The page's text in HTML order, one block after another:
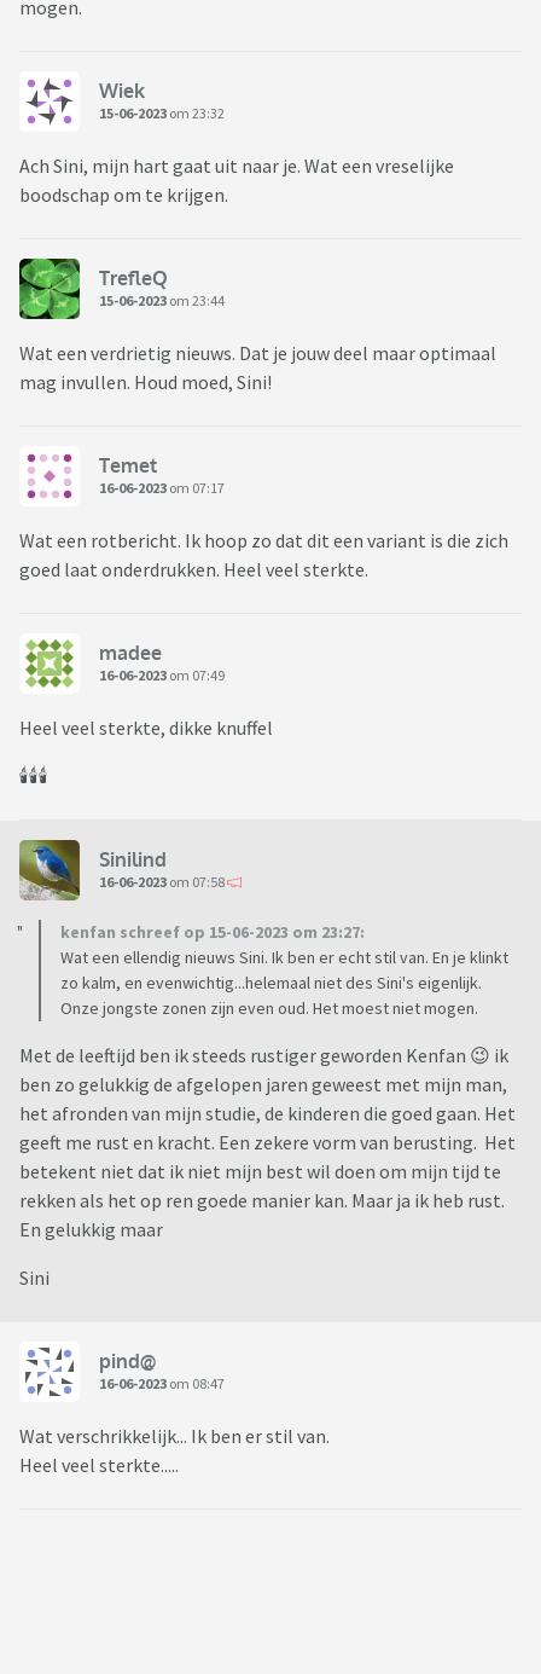
mogen.
Wiek
15-06-2023 om 23:32
Ach Sini, mijn hart gaat uit naar je. Wat een vreselijke
boodschap om te krijgen.
TrefleQ
15-06-2023 om 23:44
Wat een verdrietig nieuws. Dat je jouw deel maar optimaal
mag invullen. Houd moed, Sini!
Temet
16-06-2023 om 07:17
Wat een rotbericht. Ik hoop zo dat dit een variant is die zich
goed laat onderdrukken. Heel veel sterkte.
madee
16-06-2023 om 07:49
Heel veel sterkte, dikke knuffel
🕯️🕯️🕯️
Sinilind
16-06-2023 om 07:58
kenfan schreef op 15-06-2023 om 23:27:
Wat een ellendig nieuws Sini. Ik ben er echt stil van. En je klinkt
zo kalm, en evenwichtig...helemaal niet des Sini's eigenlijk.
Onze jongste zonen zijn even oud. Het moest niet mogen.
Met de leeftijd ben ik steeds rustiger geworden Kenfan 😉 ik
ben zo gelukkig de afgelopen jaren geweest met mijn man,
het afronden van mijn studie, de kinderen die goed gaan. Het
geeft me rust en kracht. Een zekere vorm van berusting. Het
betekent niet dat ik niet mijn best wil doen om mijn tijd te
rekken als het op ren goede manier kan. Maar ja ik heb rust.
En gelukkig maar
Sini
pind@
16-06-2023 om 08:47
Wat verschrikkelijk... Ik ben er stil van.
Heel veel sterkte.....